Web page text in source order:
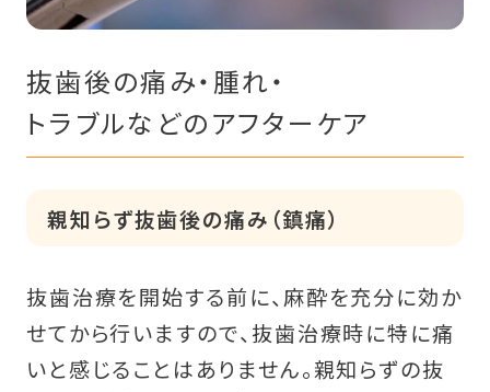
抜歯後の痛み・腫れ・
トラブルなどのアフターケア
親知らず抜歯後の痛み（鎮痛）
抜歯治療を開始する前に、麻酔を充分に効か
せてから行いますので、抜歯治療時に特に痛
いと感じることはありません。親知らずの抜